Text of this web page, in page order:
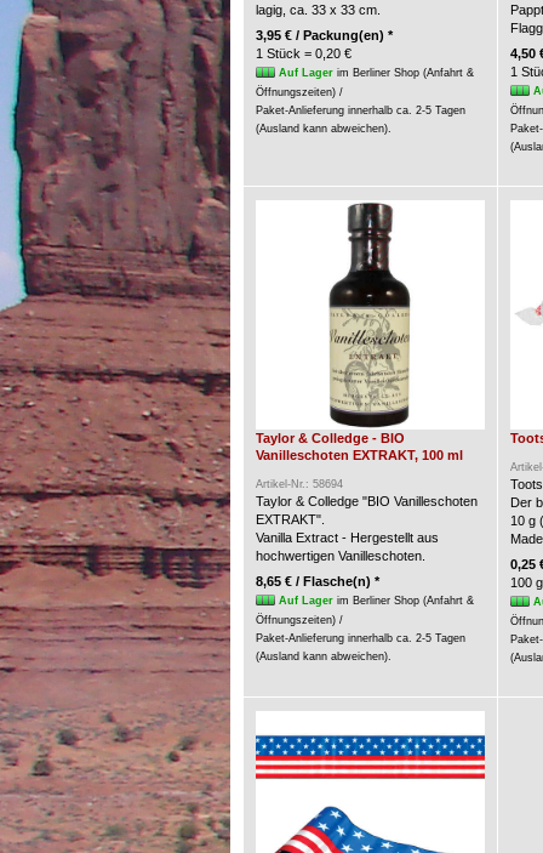
lagig, ca. 33 x 33 cm.
3,95 € / Packung(en) *
1 Stück = 0,20 €
Auf Lagerim Berliner Shop (Anfahrt &
Öffnungszeiten) /
Paket-Anlieferung innerhalb ca. 2-5 Tagen
(Ausland kann abweichen).
4,50
1
Taylor & Colledge - BIO
Vanilleschoten EXTRAKT, 100 ml
Artikel-Nr.: 58694
Taylor & Colledge "BIO Vanilleschoten
EXTRAKT".
Vanilla Extract - Hergestellt aus
hochwertigen Vanilleschoten.
8,65 € / Flasche(n) *
Auf Lagerim Berliner Shop (Anfahrt &
Öffnungszeiten) /
Paket-Anlieferung innerhalb ca. 2-5 Tagen
(Ausland kann abweichen).
Der
10 g
0,25
100